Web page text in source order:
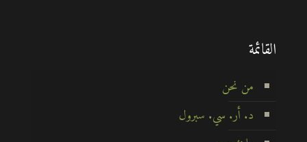
القائمة
من نحن
د. أر. سي. سبرول